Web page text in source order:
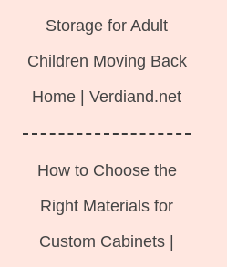
Storage for Adult
Children Moving Back
Home | Verdiand.net
How to Choose the
Right Materials for
Custom Cabinets |